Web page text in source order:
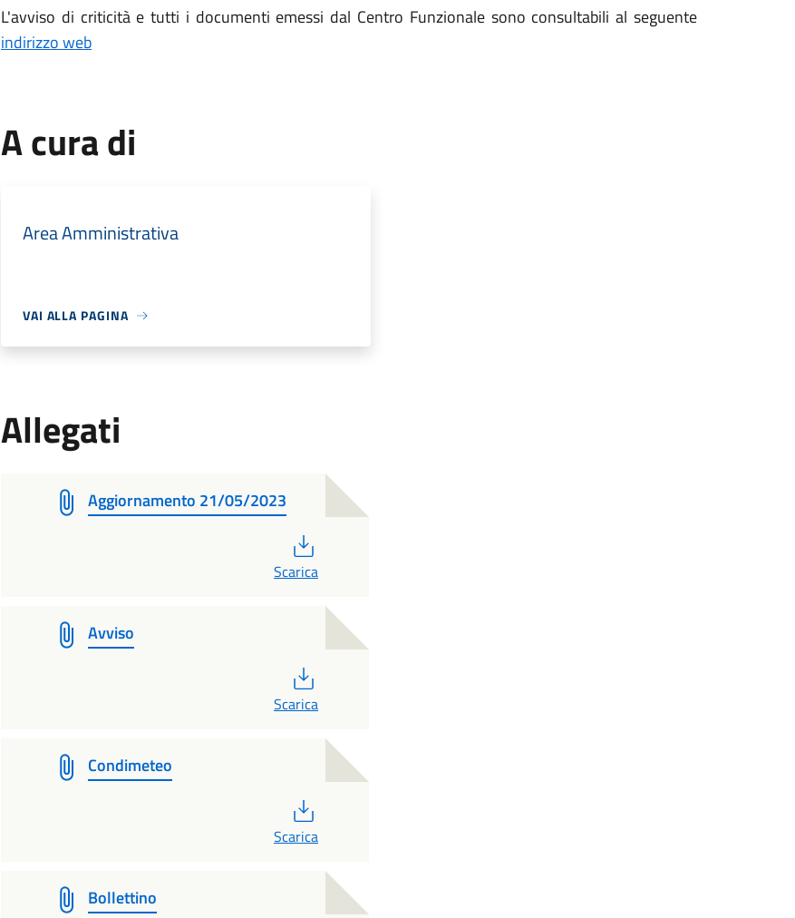
L'avviso di criticità e tutti i documenti emessi dal Centro Funzionale sono consultabili al seguente
indirizzo web
A cura di
Area Amministrativa
VAI ALLA PAGINA
Allegati
Aggiornamento 21/05/2023
Scarica
Avviso
Scarica
Condimeteo
Scarica
Bollettino